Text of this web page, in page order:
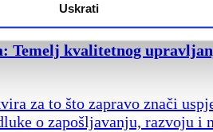
Uskrati
Temelj kvalitetnog
za to što zapravo znači
o zapošljavanju, razvoju i